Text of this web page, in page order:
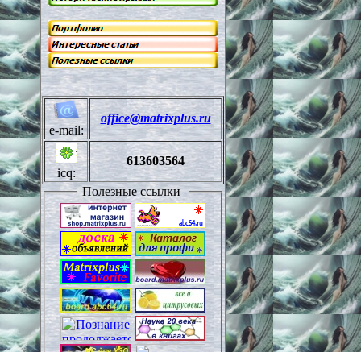
e-mail:
office@matrixplus.ru
icq:
613603564
Полезные ссылки